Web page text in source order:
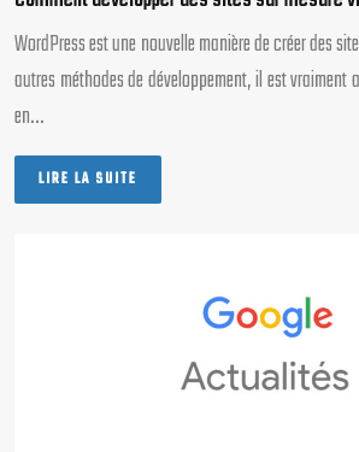
WordPress est une nouvelle manière de créer des
autres méthodes de développement, il est vraiment
en…
LIRE LA SUITE